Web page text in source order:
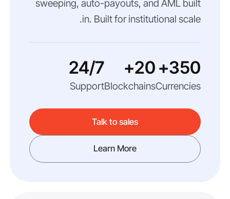
sweeping, auto-payouts, and AML built
in. Built for institutional scale.
350+
Currencies
20+
Blockchains
24/7
Support
Talk to sales
Learn More